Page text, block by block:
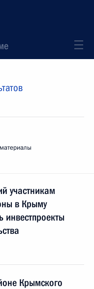
участникам
в Крыму
инвестпроекты
Крымского